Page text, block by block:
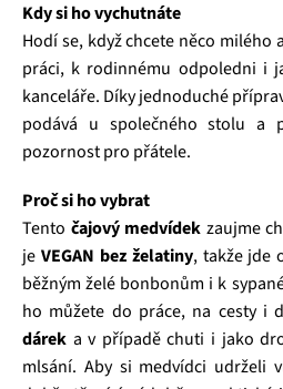
Kdy si ho vychutnáte
Hodí se, když chcete něco milého
práci, k rodinnému odpoledni i
kanceláře. Díky jednoduché
podává u společného stolu a
pozornost pro přátele.
Proč si ho vybrat
Tento čajový medvídek zaujme
je VEGAN bez želatiny, takže jde
běžným želé bonbonům i k
ho můžete do práce, na cesty i
dárek a v případě chuti i jako
mlsání. Aby si medvídci udrželi